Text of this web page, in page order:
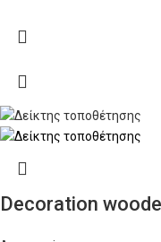
Decoration